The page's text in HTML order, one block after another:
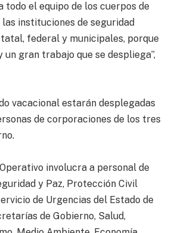
todo el equipo de los cuerpos de
instituciones de seguridad
federal y municipales, porque
un gran trabajo que se despliega”,
vacacional estarán desplegadas
de corporaciones de los tres
involucra a personal de
y Paz, Protección Civil
de Urgencias del Estado de
de Gobierno, Salud,